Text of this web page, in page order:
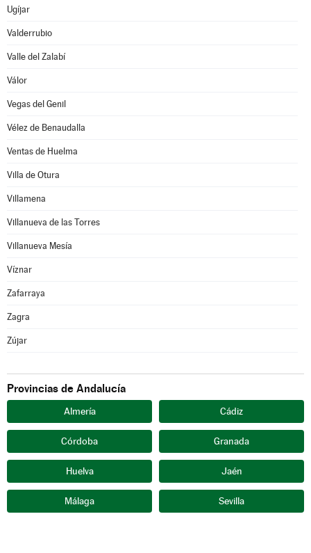
Ugíjar
Valderrubio
Valle del Zalabí
Válor
Vegas del Genil
Vélez de Benaudalla
Ventas de Huelma
Villa de Otura
Villamena
Villanueva de las Torres
Villanueva Mesía
Víznar
Zafarraya
Zagra
Zújar
Provincias de Andalucía
Almería Cádiz
Córdoba Granada
Huelva Jaén
Málaga Sevilla